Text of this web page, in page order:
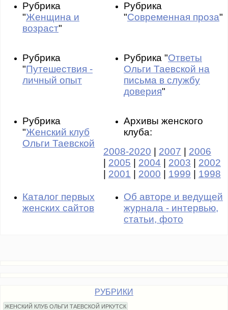
Рубрика
"Женщина и
возраст"
Рубрика
"Современная проза"
Рубрика
"Путешествия -
личный опыт
Рубрика "Ответы
Ольги Таевской на
письма в службу
доверия"
Рубрика
"Женский клуб
Ольги Таевской
Архивы женского
клуба:
2008-2020
2007
2006
2005 2004 2003
2002
2001 2000 1999 1998
Каталог первых
женских сайтов
Об авторе и ведущей
журнала - интервью,
статьи, фото
РУБРИКИ
ЖЕНСКИЙ КЛУБ ОЛЬГИ ТАЕВСКОЙ ИРКУТСК